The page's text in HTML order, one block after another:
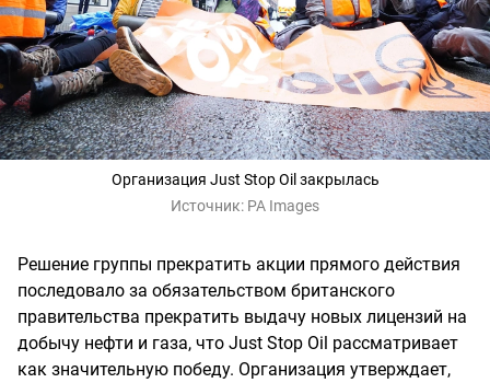
Организация Just Stop Oil закрылась
Источник: PA Images
Решение группы прекратить акции прямого действия
последовало за обязательством британского
правительства прекратить выдачу новых лицензий на
добычу нефти и газа, что Just Stop Oil рассматривает
как значительную победу. Организация утверждает,